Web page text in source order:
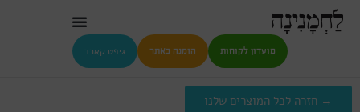
מועדון לקוחות הזמנה באתר גיפט קארד
→ חזרה לכל המוצרים שלנו